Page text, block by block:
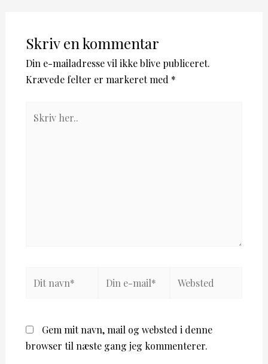
Skriv en kommentar
Din e-mailadresse vil ikke blive publiceret.
Krævede felter er markeret med *
her..
navn*
e-
Gem mit navn, mail og websted i denne
browser til næste gang jeg kommenterer.